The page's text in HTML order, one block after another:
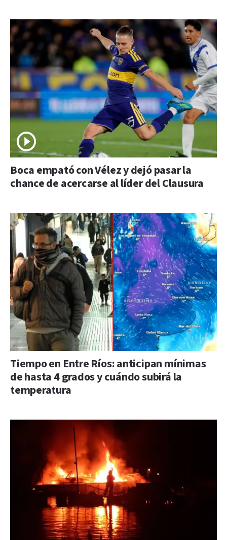
Boca empató con Vélez y dejó pasar la
chance de acercarse al líder del Clausura
Tiempo en Entre Ríos: anticipan mínimas
de hasta 4 grados y cuándo subirá la
temperatura